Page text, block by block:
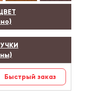
Быстрый заказ